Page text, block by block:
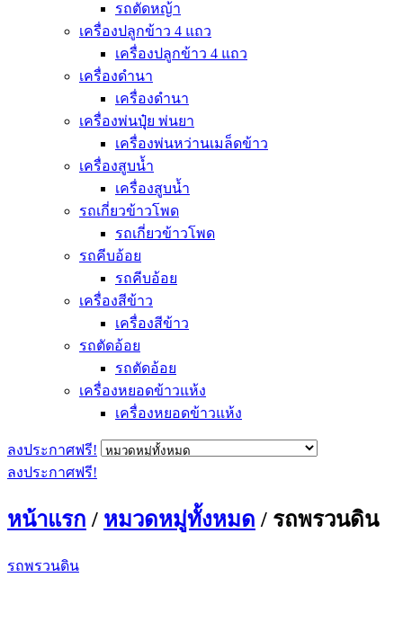
รถตัดหญ้า
เครื่องปลูกข้าว 4 แถว
เครื่องปลูกข้าว 4 แถว
เครื่องดำนา
เครื่องดำนา
เครื่องพ่นปุุ๋ย พ่นยา
เครื่องพ่นหว่านเมล็ดข้าว
เครื่องสูบน้ำ
เครื่องสูบน้ำ
รถเกี่ยวข้าวโพด
รถเกี่ยวข้าวโพด
รถคีบอ้อย
รถคีบอ้อย
เครื่องสีข้าว
เครื่องสีข้าว
รถตัดอ้อย
รถตัดอ้อย
เครื่องหยอดข้าวแห้ง
เครื่องหยอดข้าวแห้ง
ลงประกาศฟรี!
ลงประกาศฟรี!
หน้าแรก / หมวดหมู่ทั้งหมด / รถพรวนดิน
รถพรวนดิน